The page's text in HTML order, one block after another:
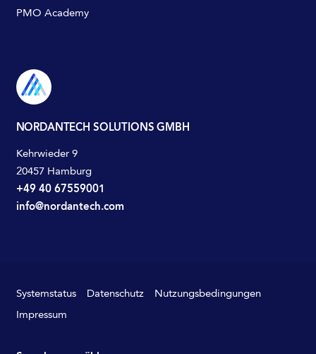
NORDANTECH SOLUTIONS GMBH
Kehrwieder 9
20457 Hamburg
+49 40 67559001
info@nordantech.com
PMO Academy
Systemstatus Datenschutz
Nutzungsbedingungen
Impressum